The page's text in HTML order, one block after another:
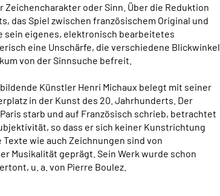
Zeichencharakter oder Sinn. Über die Reduktion
das Spiel zwischen französischem Original und
sein eigenes, elektronisch bearbeitetes
eine Unschärfe, die verschiedene Blickwinkel
von der Sinnsuche befreit.
Künstler Henri Michaux belegt mit seiner
in der Kunst des 20. Jahrhunderts. Der
starb und auf Französisch schrieb, betrachtet
so dass er sich keiner Kunstrichtung
wie auch Zeichnungen sind von
Musikalität geprägt. Sein Werk wurde schon
u. a. von Pierre Boulez.